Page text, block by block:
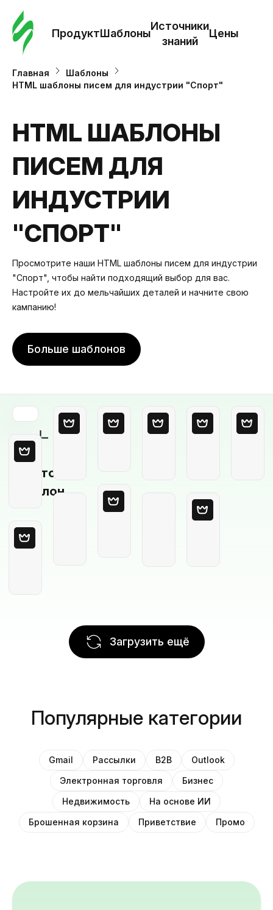
ПродуктШаблоны
Источники
знаний
Цены
Главная
Шаблоны
HTML шаблоны писем для индустрии "Спорт"
HTML ШАБЛОНЫ
ПИСЕМ ДЛЯ
ИНДУСТРИИ
"СПОРТ"
Просмотрите наши HTML шаблоны писем для индустрии
"Спорт", чтобы найти подходящий выбор для вас.
Настройте их до мельчайших деталей и начните свою
кампанию!
Больше шаблонов
Пустой
шаблон
Загрузить ещё
Популярные категории
Gmail Рассылки B2B
Outlook
Электронная торговля
Бизнес
Недвижимость
На основе ИИ
Брошенная корзина
Приветствие Промо